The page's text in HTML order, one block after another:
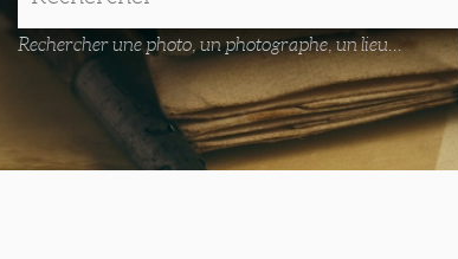
Rechercher une photo, un photographe, un lieu...